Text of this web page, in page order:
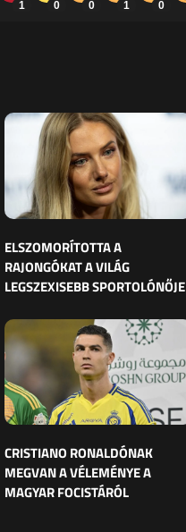
1 0 0 1 0
ELSZOMORÍTOTTA A
RAJONGÓKAT A VILÁG
LEGSZEXISEBB SPORTOLÓNŐJE
CRISTIANO RONALDÓNAK
MEGVAN A VÉLEMÉNYE A
MAGYAR FOCISTÁRÓL